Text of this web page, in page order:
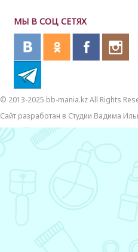
МЫ В СОЦ СЕТЯХ
© 2013-2025 bb-mania.kz All Rights
Сайт разработан в Студии Вадима